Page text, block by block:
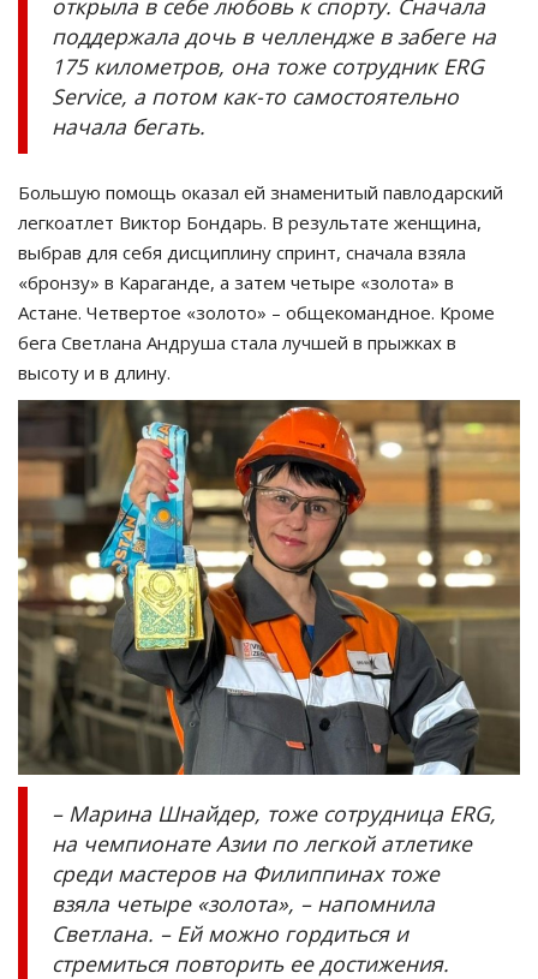
поддержала дочь в челлендже в забеге на
175 километров, она тоже сотрудник ERG
Service, а потом как-то самостоятельно
начала бегать.
Большую помощь оказал ей знаменитый павлодарский
легкоатлет Виктор Бондарь. В результате женщина,
выбрав для себя дисциплину спринт, сначала взяла
«бронзу» в Караганде, а затем четыре «золота» в
Астане. Четвертое «золото» – общекомандное. Кроме
бега Светлана Андруша стала лучшей в прыжках в
высоту и в длину.
– Марина Шнайдер, тоже сотрудница ERG,
на чемпионате Азии по легкой атлетике
среди мастеров на Филиппинах тоже
взяла четыре «золота», – напомнила
Светлана. – Ей можно гордиться и
стремиться повторить ее достижения.